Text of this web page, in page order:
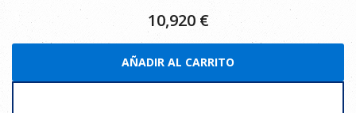
10,920€
AÑADIR AL CARRITO